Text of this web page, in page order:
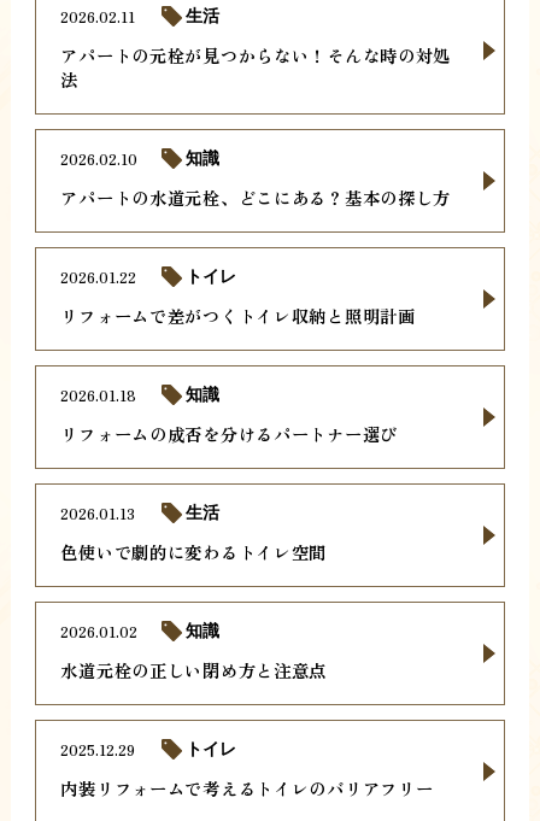
アパートの元栓が見つからない！そんな時の対処
法
2026.02.11 生活
アパートの水道元栓、どこにある？基本の探し方
2026.02.10 知識
リフォームで差がつくトイレ収納と照明計画
2026.01.22 トイレ
リフォームの成否を分けるパートナー選び
2026.01.18 知識
色使いで劇的に変わるトイレ空間
2026.01.13 生活
水道元栓の正しい閉め方と注意点
2026.01.02 知識
内装リフォームで考えるトイレのバリアフリー
2025.12.29 トイレ